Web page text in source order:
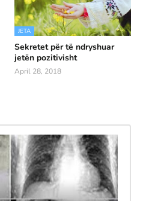
JETA
Sekretet për të ndryshuar
jetën pozitivisht
April 28, 2018